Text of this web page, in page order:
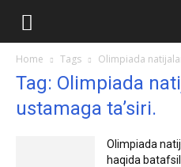
Home Tags Olimpiada
Tag: Olimpiada
ustamaga ta’siri.
Olimpiada
haqida batafsil.